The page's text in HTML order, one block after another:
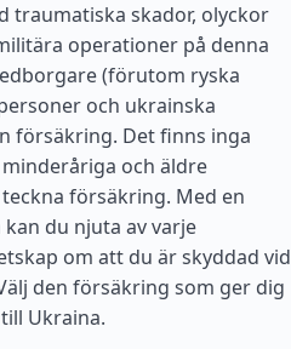
traumatiska skador, olyckor
operationer på denna
(förutom ryska
och ukrainska
försäkring. Det finns inga
och äldre
försäkring. Med en
du njuta av varje
om att du är skyddad vid
den försäkring som ger dig
Ukraina.